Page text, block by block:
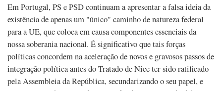
Em Portugal, PS e PSD continuam a apresentar a falsa ideia da
existência de apenas um "único" caminho de natureza federal
para a UE, que coloca em causa componentes essenciais da
nossa soberania nacional. É significativo que tais forças
políticas concordem na aceleração de novos e gravosos passos de
integração política antes do Tratado de Nice ter sido ratificado
pela Assembleia da República, secundarizando o seu papel, e